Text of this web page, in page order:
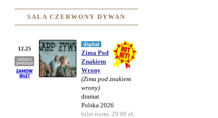
SALA CZERWONY DYWAN
12.25
digital
Zima Pod
Znakiem
Wrony
(Zima pod znakiem
wrony)
dramat
Polska 2026
bilet norm. 29.99 zł,